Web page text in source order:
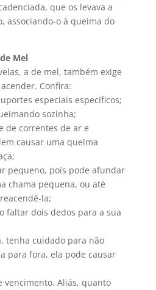
que os levava a
associando-o à queima do
Mel
a de mel, também exige
Confira:
especiais específicos;
sozinha;
de correntes de ar e
causar uma queima
pequeno, pois pode afundar
chama pequena, ou até
la;
faltar dois dedos para a sua
tenha cuidado para não
para fora, ela pode causar
vencimento. Aliás, quanto